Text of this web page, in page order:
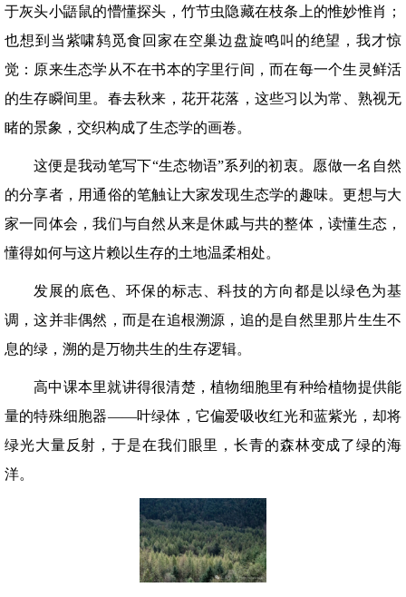
于灰头小鼯鼠的懵懂探头，竹节虫隐藏在枝条上的惟妙惟肖；
也想到当紫啸鸫觅食回家在空巢边盘旋鸣叫的绝望，我才惊
觉：原来生态学从不在书本的字里行间，而在每一个生灵鲜活
的生存瞬间里。春去秋来，花开花落，这些习以为常、熟视无
睹的景象，交织构成了生态学的画卷。
这便是我动笔写下“生态物语”系列的初衷。愿做一名自然
的分享者，用通俗的笔触让大家发现生态学的趣味。更想与大
家一同体会，我们与自然从来是休戚与共的整体，读懂生态，
懂得如何与这片赖以生存的土地温柔相处。
发展的底色、环保的标志、科技的方向都是以绿色为基
调，这并非偶然，而是在追根溯源，追的是自然里那片生生不
息的绿，溯的是万物共生的生存逻辑。
高中课本里就讲得很清楚，植物细胞里有种给植物提供能
量的特殊细胞器——叶绿体，它偏爱吸收红光和蓝紫光，却将
绿光大量反射，于是在我们眼里，长青的森林变成了绿的海
洋。